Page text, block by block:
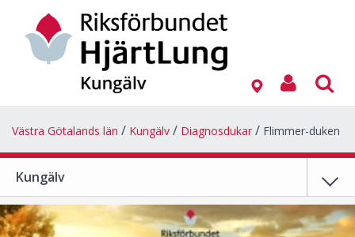
Västra Götalands län Kungälv Diagnosdukar Flimmer-duken
Kungälv